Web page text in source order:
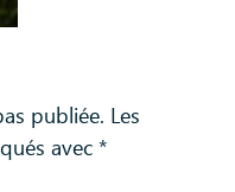
publiée. Les
avec *